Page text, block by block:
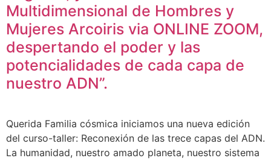
Multidimensional de Hombres y
Mujeres Arcoiris via ONLINE ZOOM,
despertando el poder y las
potencialidades de cada capa de
nuestro ADN”.
Querida Familia cósmica iniciamos una nueva edición
del curso-taller: Reconexión de las trece capas del ADN.
La humanidad, nuestro amado planeta, nuestro sistema